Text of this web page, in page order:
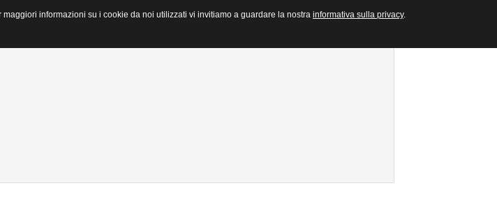
informazioni su i cookie da noi utilizzati vi invitiamo a guardare la nostra informativa sulla privacy.